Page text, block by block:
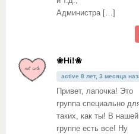
Администра […]
❀Hi!❀
active 8 лет, 3 месяца
Привет, лапочка! Это
группа специально
таких, как ты! В нашей
группе есть все! Ну